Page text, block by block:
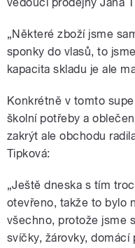
„Některé zboží jsme
sponky do vlasů, to
kapacita skladu je ale
Konkrétně v tomto
školní potřeby a
zakrýt ale obchodu
Tipková:
„Ještě dneska s tím
otevřeno, takže to bylo
všechno, protože jsme
svíčky, žárovky, domácí